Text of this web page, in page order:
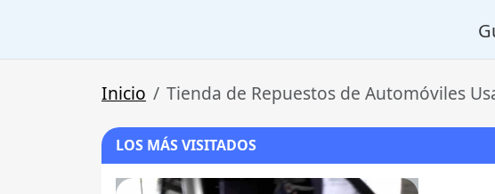
Inicio Tienda de Repuestos de Automóviles
LOS MÁS VISITADOS